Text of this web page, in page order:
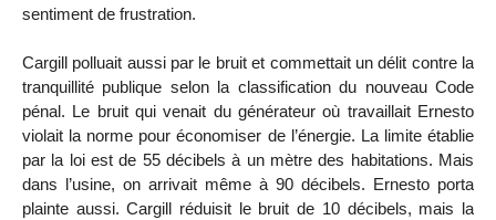
sentiment de frustration.
Cargill polluait aussi par le bruit et commettait un délit contre la
tranquillité publique selon la classification du nouveau Code
pénal. Le bruit qui venait du générateur où travaillait Ernesto
violait la norme pour économiser de l’énergie. La limite établie
par la loi est de 55 décibels à un mètre des habitations. Mais
dans l’usine, on arrivait même à 90 décibels. Ernesto porta
plainte aussi. Cargill réduisit le bruit de 10 décibels, mais la